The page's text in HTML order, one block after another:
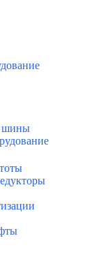
шины